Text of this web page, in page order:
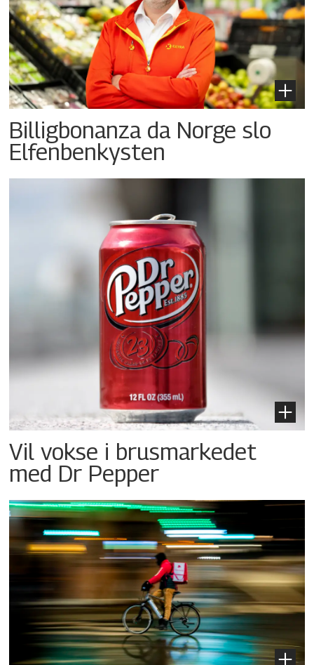
Billigbonanza da Norge slo
Elfenbenkysten
Vil vokse i brusmarkedet
med Dr Pepper